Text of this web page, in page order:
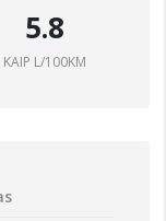
5.8
KAIP L/100KM